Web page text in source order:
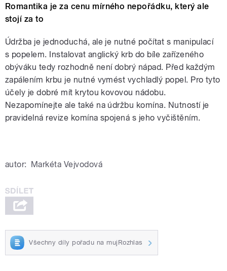
Romantika je za cenu mírného nepořádku, který ale
stojí za to
Údržba je jednoduchá, ale je nutné počítat s manipulací
s popelem. Instalovat anglický krb do bíle zařízeného
obýváku tedy rozhodně není dobrý nápad. Před každým
zapálením krbu je nutné vymést vychladlý popel. Pro tyto
účely je dobré mít krytou kovovou nádobu.
Nezapomínejte ale také na údržbu komína. Nutností je
pravidelná revize komína spojená s jeho vyčištěním.
autor: Markéta Vejvodová
Všechny díly pořadu na mujRozhlas